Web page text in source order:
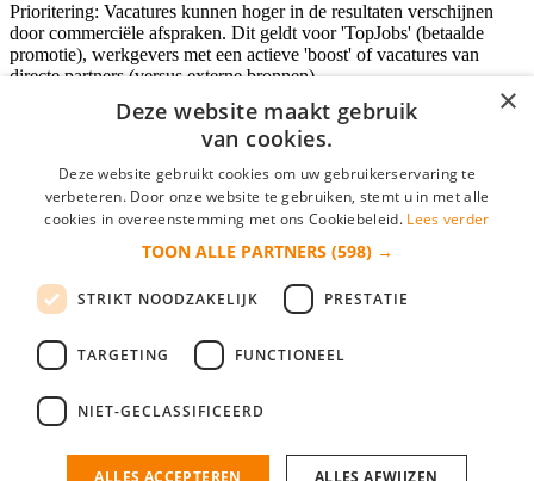
Prioritering: Vacatures kunnen hoger in de resultaten verschijnen
door commerciële afspraken. Dit geldt voor 'TopJobs' (betaalde
promotie), werkgevers met een actieve 'boost' of vacatures van
directe partners (versus externe bronnen).
Inloggen als bedrijf
*
login gegevens onthouden
login
Bedrijf aanmelden
nieuwe collega/werknemer zo gevonden!
×
Deze website maakt gebruik
van cookies.
Deze website gebruikt cookies om uw gebruikerservaring te
verbeteren. Door onze website te gebruiken, stemt u in met alle
cookies in overeenstemming met ons Cookiebeleid. Lees verder
TOON ALLE PARTNERS (598) →
STRIKT NOODZAKELIJK PRESTATIE
TARGETING FUNCTIONEEL
NIET-GECLASSIFICEERD
ALLES ACCEPTEREN ALLES AFWIJZEN